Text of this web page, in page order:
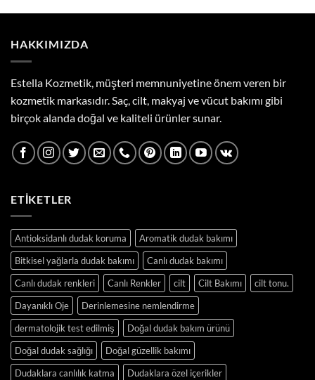
₺100.00.fiyat:
HAKKIMIZDA
Estella Kozmetik, müşteri memnuniyetine önem veren bir
kozmetik markasıdır. Saç, cilt, makyaj ve vücut bakımı gibi
birçok alanda doğal ve kaliteli ürünler sunar.
ETIKETLER
Antioksidanlı dudak koruma
Aromatik dudak bakımı
Bitkisel yağlarla dudak bakımı
Canlı dudak bakımı
Canlı dudak renkleri
Canlı Renkler cilt Cilt Bakımı
cilt tonu.
Dayanıklı Oje
Derinlemesine nemlendirme
dermatolojik test edilmiş
Doğal dudak bakım ürünü
Doğal dudak sağlığı
Doğal güzellik bakımı
Dudaklara canlılık katma
Dudaklara özel içerikler